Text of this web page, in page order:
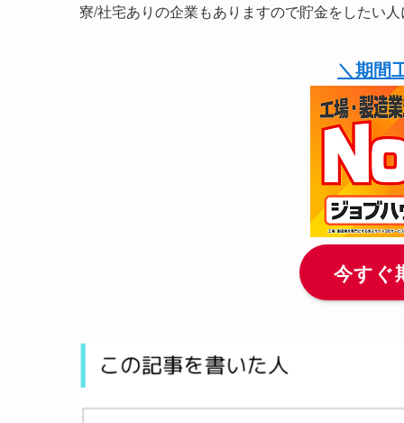
寮/社宅ありの企業もありますので貯金をしたい
＼期間
今すぐ